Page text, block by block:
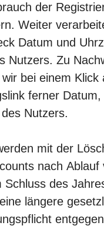
der
Weiter
Datum und
Nutzers. Zu
bei einem Klick
ferner Datum,
Nutzers.
mit der
nach Ablauf
Schluss des
längere